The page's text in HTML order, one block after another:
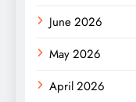
June 2026
May 2026
April 2026